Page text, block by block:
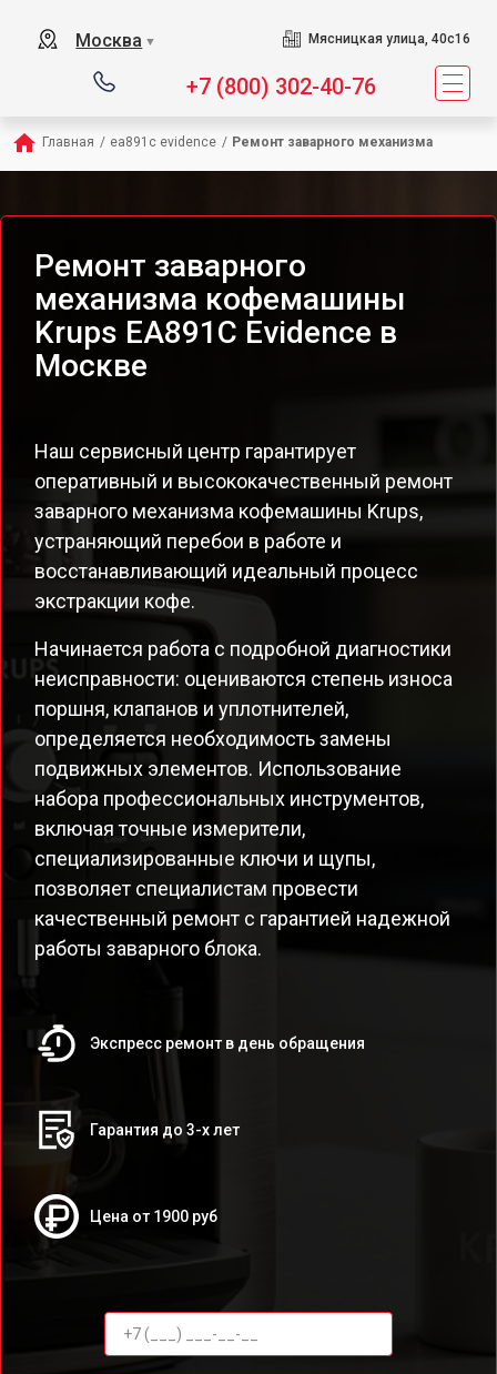
Москва ▼ Мясницкая улица, 40с16
+7 (800) 302-40-76
Главная / ea891c evidence / Ремонт заварного механизма
Ремонт заварного
механизма кофемашины
Krups EA891C Evidence в
Москве
Наш сервисный центр гарантирует
оперативный и высококачественный ремонт
заварного механизма кофемашины Krups,
устраняющий перебои в работе и
восстанавливающий идеальный процесс
экстракции кофе.
Начинается работа с подробной диагностики
неисправности: оцениваются степень износа
поршня, клапанов и уплотнителей,
определяется необходимость замены
подвижных элементов. Использование
набора профессиональных инструментов,
включая точные измерители,
специализированные ключи и щупы,
позволяет специалистам провести
качественный ремонт с гарантией надежной
работы заварного блока.
Экспресс ремонт в день обращения
Гарантия до 3-х лет
Цена от 1900 руб